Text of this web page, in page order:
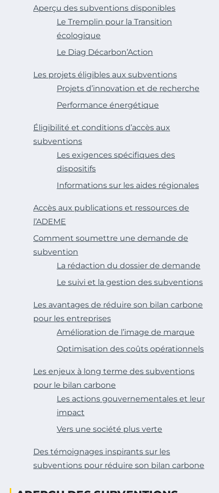
Aperçu des subventions disponibles
Le Tremplin pour la Transition
écologique
Le Diag Décarbon’Action
Les projets éligibles aux subventions
Projets d’innovation et de recherche
Performance énergétique
Éligibilité et conditions d’accès aux
subventions
Les exigences spécifiques des
dispositifs
Informations sur les aides régionales
Accès aux publications et ressources de
l’ADEME
Comment soumettre une demande de
subvention
La rédaction du dossier de demande
Le suivi et la gestion des subventions
Les avantages de réduire son bilan carbone
pour les entreprises
Amélioration de l’image de marque
Optimisation des coûts opérationnels
Les enjeux à long terme des subventions
pour le bilan carbone
Les actions gouvernementales et leur
impact
Vers une société plus verte
Des témoignages inspirants sur les
subventions pour réduire son bilan carbone